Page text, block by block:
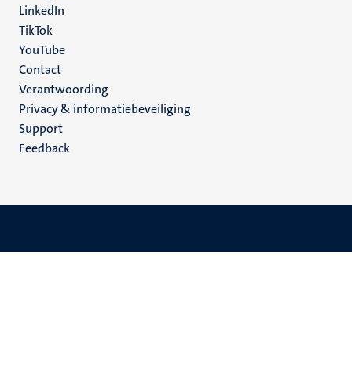
LinkedIn
TikTok
YouTube
Menu
footer
(NL)
Contact
Verantwoording
Privacy & informatiebeveiliging
Support
Feedback